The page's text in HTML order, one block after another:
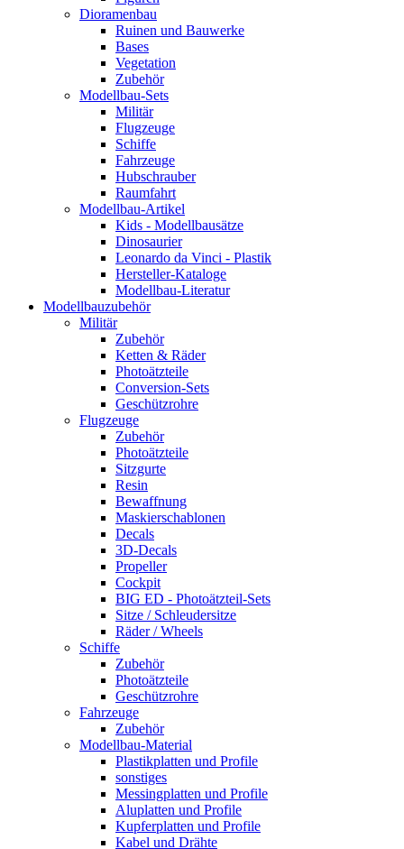
Dioramenbau
Ruinen und Bauwerke
Bases
Vegetation
Zubehör
Modellbau-Sets
Militär
Flugzeuge
Schiffe
Fahrzeuge
Hubschrauber
Raumfahrt
Modellbau-Artikel
Kids - Modellbausätze
Dinosaurier
Leonardo da Vinci - Plastik
Hersteller-Kataloge
Modellbau-Literatur
Modellbauzubehör
Militär
Zubehör
Ketten & Räder
Photoätzteile
Conversion-Sets
Geschützrohre
Flugzeuge
Zubehör
Photoätzteile
Sitzgurte
Resin
Bewaffnung
Maskierschablonen
Decals
3D-Decals
Propeller
Cockpit
BIG ED - Photoätzteil-Sets
Sitze / Schleudersitze
Räder / Wheels
Schiffe
Zubehör
Photoätzteile
Geschützrohre
Fahrzeuge
Zubehör
Modellbau-Material
Plastikplatten und Profile
sonstiges
Messingplatten und Profile
Aluplatten und Profile
Kupferplatten und Profile
Kabel und Drähte